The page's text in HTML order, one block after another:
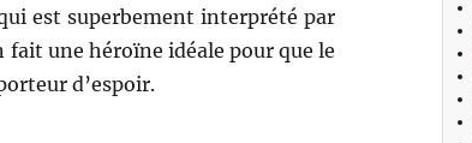
est superbement interprété par
une héroïne idéale pour que le
d’espoir.